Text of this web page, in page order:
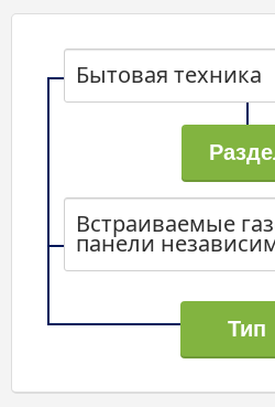
Бытовая техника
Встраиваемые
панели